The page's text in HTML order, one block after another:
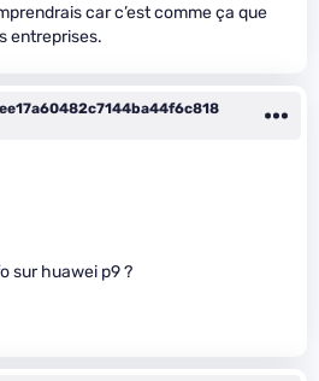
car c’est comme ça que
entreprises.
sur huawei p9 ?